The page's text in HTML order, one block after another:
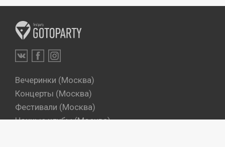
Вечеринки (Москва)
Концерты (Москва)
Фестивали (Москва)
Ночные клубы (Москва)